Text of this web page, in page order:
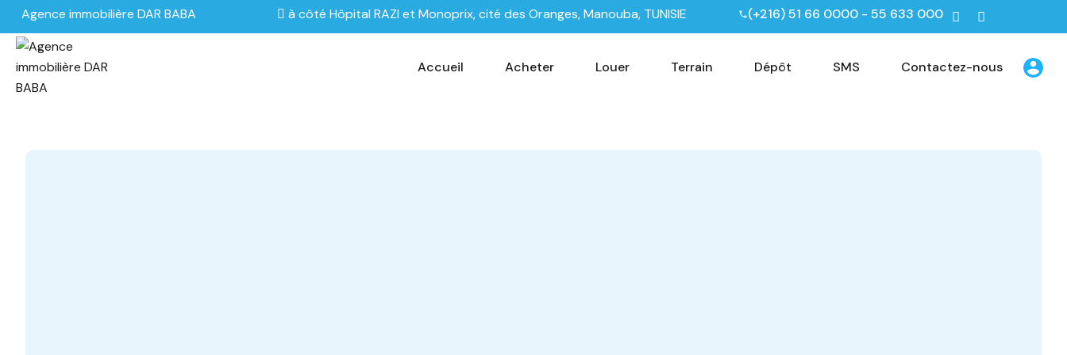
Agence immobilière DAR BABA à côté Hôpital RAZI et Monoprix, cité des Oranges, Manouba, TUNISIE (+216) 51 66 0000 - 55 633 000
Accueil Acheter Louer Terrain Dépôt SMS Contactez-nous